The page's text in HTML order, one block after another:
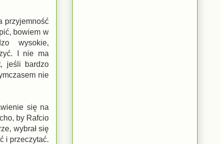
przyjemność
bowiem w
wysokie,
I nie ma
jeśli bardzo
nie
się na
by Rafcio
wybrał się
i przeczytać.